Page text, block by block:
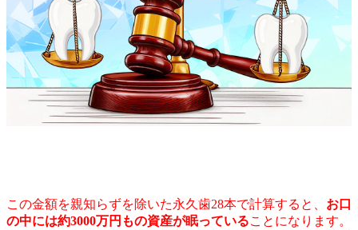
この金額を親知らずを除いた永久歯28本で計算すると、 お口
の中には約3000万円もの資産が眠っていることになります。